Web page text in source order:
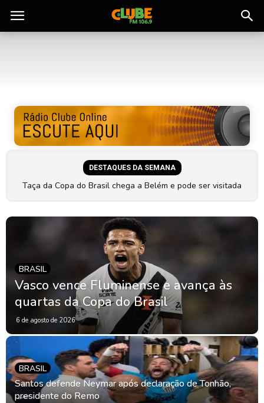
Rádio
Pará
DESTAQUES DA SEMANA
Taça da Copa do Brasil chega a Belém e pode ser visitada
Vídeo: Neymar chega a Belém e esnoba torcedores antes de
BRASIL
Vasco vence Fluminense e avança às
quartas da Copa do Brasil
6 de agosto de 2026
BRASIL
Santos defende Neymar após declaração de Tonhão,
presidente do Remo